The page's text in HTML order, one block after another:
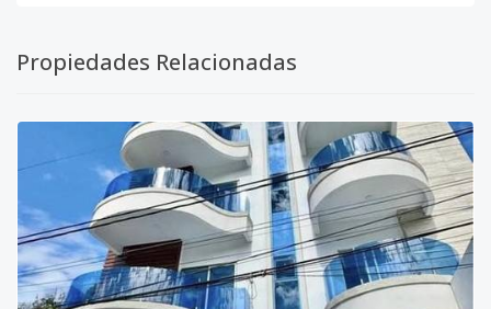
Propiedades Relacionadas